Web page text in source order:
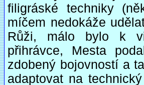
filigráské techniky
míčem nedokáže
Růži, málo bylo k
přihrávce, Mesta
zdobený bojovností a
adaptovat na